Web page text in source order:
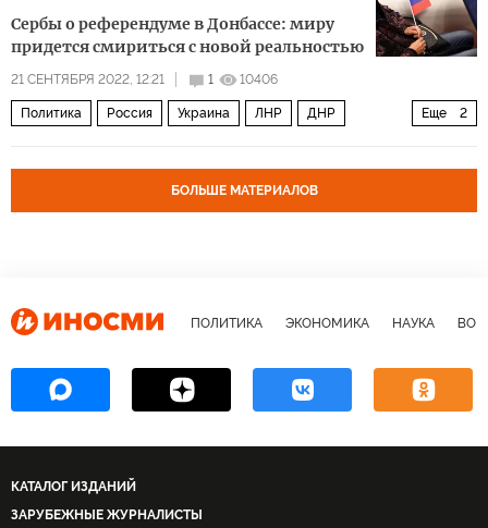
Сербы о референдуме в Донбассе: миру
придется смириться с новой реальностью
21 СЕНТЯБРЯ 2022, 12:21 1 10406
Еще 2
Политика Россия Украина ЛНР ДНР
БОЛЬШЕ МАТЕРИАЛОВ
ПОЛИТИКА ЭКОНОМИКА НАУКА
КАТАЛОГ ИЗДАНИЙ
ЗАРУБЕЖНЫЕ ЖУРНАЛИСТЫ